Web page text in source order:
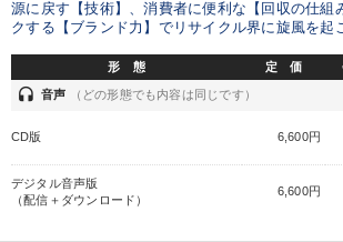
源に戻す【技術】、消費者に便利な【回収の仕組
クする【ブランド力】でリサイクル界に旋風を起
形 態 定 価
headset 音声 （どの形態でも内容は同じです）
CD版 6,600円
デジタル音声版
（配信＋ダウンロード）
6,600円